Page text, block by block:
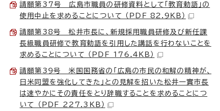
請願第37号 広島市職員の研修資料として「教育勅語」の
使用中止を求めることについて （PDF 82.9KB）
請願第38号 松井市長に、新規採用職員研修及び新任課
長級職員研修で教育勅語を引用した講話を行わないことを
求めることについて （PDF 176.4KB）
請願第39号 米国国務省の「広島の市民の和解の精神が、
日米同盟を強化してきた」との見解を招いた松井一實市長
は速やかにその責任をとり辞職することを求めることにつ
いて （PDF 227.3KB）